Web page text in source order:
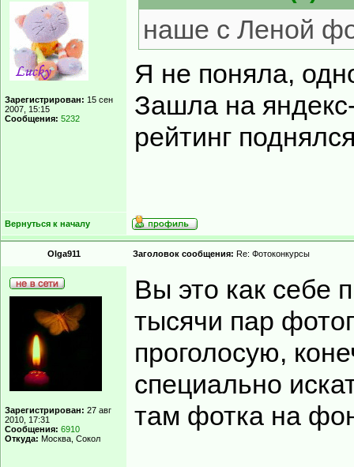
Зарегистрирован: 15 сен
2007, 15:15
Сообщения: 5232
наше с Леной
Я не поняла,
Зашла на
рейтинг
Вернуться к началу
Olga911 Заголовок сообщения: Re: Фотоконкурсы
Зарегистрирован: 27 авг
2010, 17:31
Сообщения: 6910
Откуда: Москва, Сокол
Вы это как себе
тысячи пар
проголосую,
специально
там фотка на